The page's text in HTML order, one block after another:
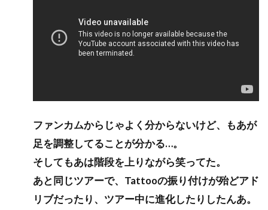
ファンカムからじゃよく分からないけど、もあが
足を調整してることが分かる…。
そしてもあは階段を上りながら笑ってた。
あと同じツアーで、Tattooの振り付けが殆どアド
リブだったり、ツアー中に進化したりしたんあ。